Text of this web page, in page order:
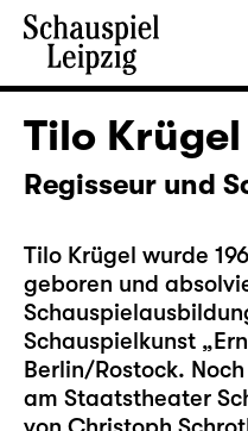
Tilo Krügel
Regisseur und
Tilo Krügel wurde
geboren und
Schauspielkunst
Berlin/Rostock.
am Staatstheater